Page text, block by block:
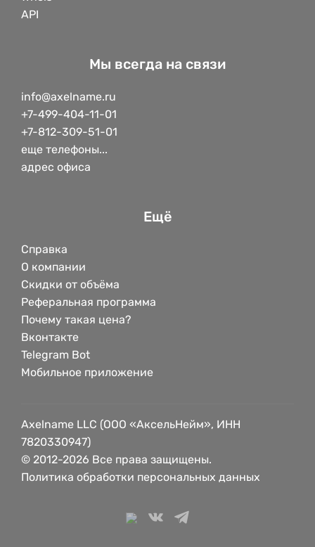
API
Мы всегда на связи
info@axelname.ru
+7-499-404-11-01
+7-812-309-51-01
еще телефоны...
адрес офиса
Ещё
Справка
О компании
Скидки от объёма
Реферальная программа
Почему такая цена?
Вконтакте
Telegram Bot
Мобильное приложение
Axelname LLC (ООО «АксельНейм», ИНН
7820330947)
© 2012-2026 Все права защищены.
Политика обработки персональных данных